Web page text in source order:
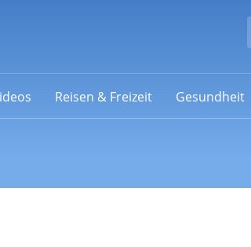
Reisen & Freizeit Gesundheit